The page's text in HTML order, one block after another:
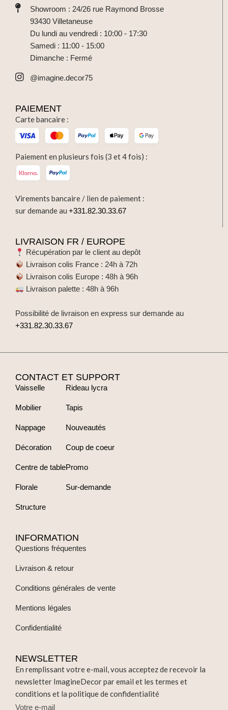
Showroom : 24/26 rue Raymond Brosse
93430 Villetaneuse
Du lundi au vendredi : 10:00 - 17:30
Samedi : 11:00 - 15:00
Dimanche : Fermé
@imagine.decor75
PAIEMENT
Carte bancaire :
Paiement en plusieurs fois (3 et 4 fois) :
Virements bancaire / lien de paiement :
sur demande au +331.82.30.33.67
LIVRAISON FR / EUROPE
Récupération par le client au depôt
Livraison colis France : 24h à 72h
Livraison colis Europe : 48h à 96h
Livraison palette : 48h à 96h
Possibilité de livraison en express sur demande au
+331.82.30.33.67
CONTACT ET SUPPORT
Vaisselle
Mobilier
Nappage
Décoration
Centre de table
Florale
Structure
Rideau lycra
Tapis
Nouveautés
Coup de coeur
Promo
Sur-demande
INFORMATION
Questions fréquentes
Livraison & retour
Conditions générales de vente
Mentions légales
Confidentialité
NEWSLETTER
En remplissant votre e-mail, vous acceptez de recevoir la
newsletter ImagineDecor par email et les termes et
conditions et la politique de confidentialité
Votre e-mail